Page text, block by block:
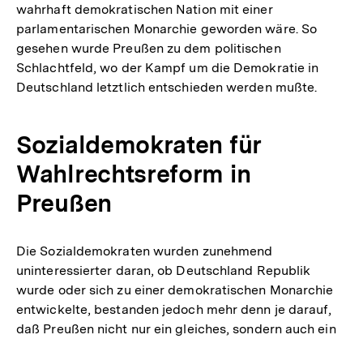
wahrhaft demokratischen Nation mit einer
parlamentarischen Monarchie geworden wäre. So
gesehen wurde Preußen zu dem politischen
Schlachtfeld, wo der Kampf um die Demokratie in
Deutschland letztlich entschieden werden mußte.
Sozialdemokraten für
Wahlrechtsreform in
Preußen
Die Sozialdemokraten wurden zunehmend
uninteressierter daran, ob Deutschland Republik
wurde oder sich zu einer demokratischen Monarchie
entwickelte, bestanden jedoch mehr denn je darauf,
daß Preußen nicht nur ein gleiches, sondern auch ein